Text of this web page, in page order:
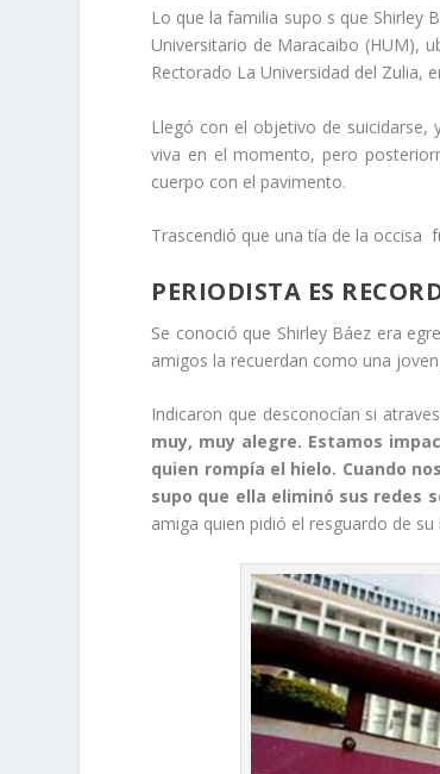
Lo que la familia supo s que Shirley
Universitario de Maracaibo (HUM),
Rectorado La Universidad del Zulia,
Llegó con el objetivo de
viva en el momento, pero
cuerpo con el pavimento.
Trascendió que una tía de la occisa
PERIODISTA ES
Se conoció que Shirley Báez era
amigos la recuerdan como una
Indicaron que desconocían si
muy, muy alegre. Estamos
quien rompía el hielo. Cuando
supo que ella eliminó sus redes
amiga quien pidió el resguardo de su